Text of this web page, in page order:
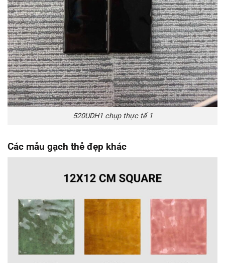
520UDH1 chụp thực tế 1
Các mẫu gạch thẻ đẹp khác